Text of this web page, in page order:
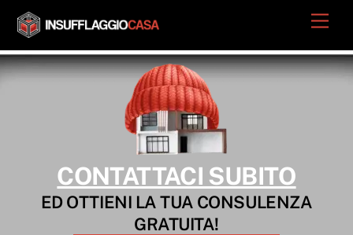
Skip
content
CONTATTACI SUBITO
ED OTTIENI LA TUA CONSULENZA
GRATUITA!